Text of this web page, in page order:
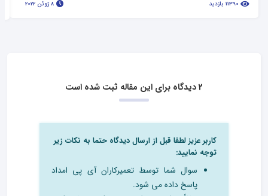
2 دیدگاه برای این مقاله ثبت شده است
کاربر عزیز لطفا قبل از ارسال دیدگاه حتما به نکات زیر
توجه نمایید:
سوال شما توسط تعمیرکاران آی پی امداد
پاسخ داده می شود.